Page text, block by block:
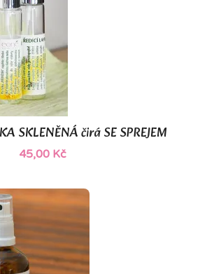
SKLENĚNÁ čirá SE SPREJEM
45,00 Kč